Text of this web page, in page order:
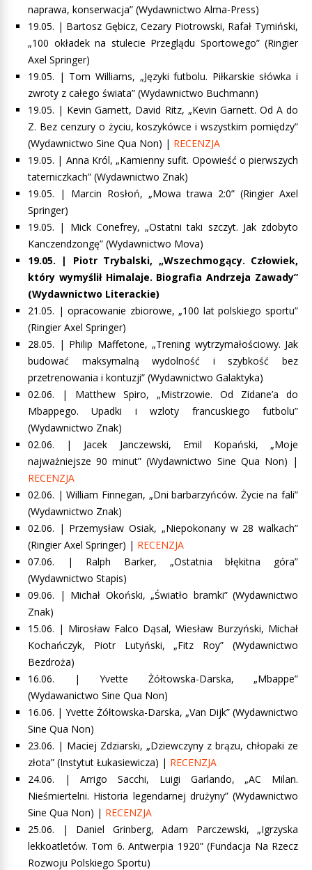
naprawa, konserwacja” (Wydawnictwo Alma-Press)
19.05. | Bartosz Gębicz, Cezary Piotrowski, Rafał Tymiński,
„100 okładek na stulecie Przeglądu Sportowego”(Ringier
Axel Springer)
19.05. | Tom Williams, „Języki futbolu. Piłkarskie słówka i
zwroty z całego świata” (Wydawnictwo Buchmann)
19.05. | Kevin Garnett, David Ritz, „Kevin Garnett. Od A do
Z. Bez cenzury o życiu, koszykówce i wszystkim pomiędzy”
(Wydawnictwo Sine Qua Non) | RECENZJA
19.05. | Anna Król, „Kamienny sufit. Opowieść o pierwszych
taterniczkach” (Wydawnictwo Znak)
19.05. | Marcin Rosłoń, „Mowa trawa 2:0” (Ringier Axel
Springer)
19.05. | Mick Conefrey, „Ostatni taki szczyt. Jak zdobyto
Kanczendzongę” (Wydawnictwo Mova)
19.05. |
Piotr Trybalski, „Wszechmogący. Człowiek,
który wymyślił Himalaje. Biografia Andrzeja Zawady”
(Wydawnictwo Literackie)
21.05. |opracowanie zbiorowe, „100 lat polskiego sportu”
(Ringier Axel Springer)
28.05. | Philip Maffetone, „Trening wytrzymałościowy. Jak
budować maksymalną wydolność i szybkość bez
przetrenowania i kontuzji” (Wydawnictwo Galaktyka)
02.06. | Matthew Spiro, „Mistrzowie. Od Zidane’a do
Mbappego. Upadki i wzloty francuskiego futbolu”
(Wydawnictwo Znak)
02.06. | Jacek Janczewski, Emil Kopański, „Moje
najważniejsze 90 minut” (Wydawnictwo Sine Qua Non) |
RECENZJA
02.06. |William Finnegan, „Dni barbarzyńców. Życie na fali”
(Wydawnictwo Znak)
02.06. | Przemysław Osiak, „Niepokonany w 28 walkach”
(Ringier Axel Springer) | RECENZJA
07.06. | Ralph Barker, „Ostatnia błękitna góra”
(Wydawnictwo Stapis)
09.06. | Michał Okoński, „Światło bramki” (Wydawnictwo
Znak)
15.06. | Mirosław Falco Dąsal, Wiesław Burzyński, Michał
Kochańczyk, Piotr Lutyński, „Fitz Roy” (Wydawnictwo
Bezdroża)
16.06. | Yvette Żółtowska-Darska, „Mbappe”
(Wydawanictwo Sine Qua Non)
16.06. | Yvette Żółtowska-Darska, „Van Dijk” (Wydawnictwo
Sine Qua Non)
23.06. | Maciej Zdziarski, „Dziewczyny z brązu, chłopaki ze
złota” (Instytut Łukasiewicza) | RECENZJA
24.06. |Arrigo Sacchi, Luigi Garlando, „AC Milan.
Nieśmiertelni. Historia legendarnej drużyny” (Wydawnictwo
Sine Qua Non) | RECENZJA
25.06. | Daniel Grinberg, Adam Parczewski, „Igrzyska
lekkoatletów. Tom 6. Antwerpia 1920” (Fundacja Na Rzecz
Rozwoju Polskiego Sportu)